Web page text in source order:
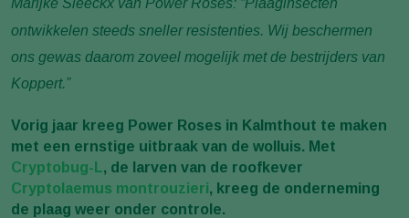
Marijke Sleeckx van Power Roses: “Plaaginsecten
ontwikkelen steeds sneller resistenties. Wij beschermen
ons gewas daarom zoveel mogelijk met de bestrijders van
Koppert.”
Vorig jaar kreeg Power Roses in Kalmthout te maken
met een ernstige uitbraak van de wolluis. Met
Cryptobug-L, de larven van de roofkever
Cryptolaemus montrouzieri, kreeg de onderneming
de plaag weer onder controle.